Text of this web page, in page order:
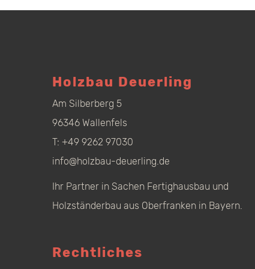
Holzbau Deuerling
Am Silberberg 5
96346 Wallenfels
T: +49 9262 97030
info@holzbau-deuerling.de
Ihr Partner in Sachen Fertighausbau und
Holzständerbau aus Oberfranken in Bayern.
Rechtliches